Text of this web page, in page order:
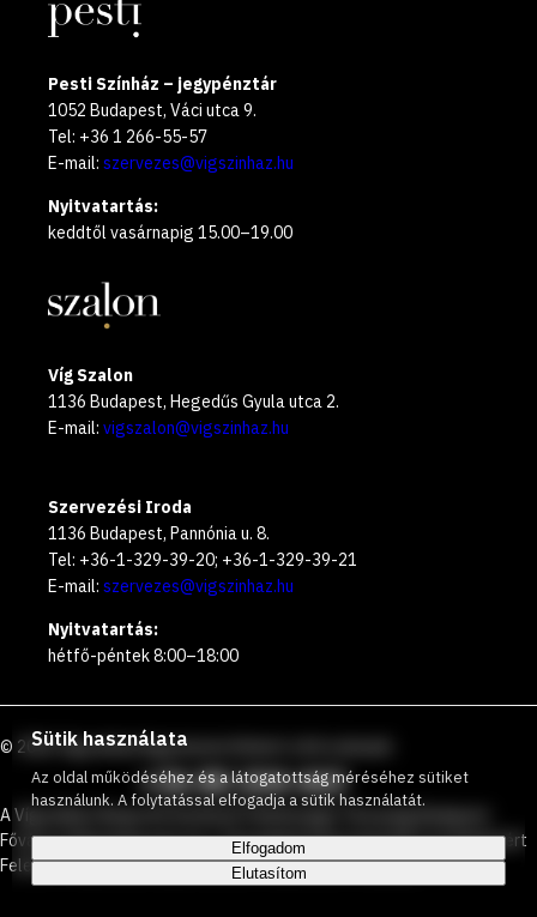
Pesti Színház – jegypénztár
1052 Budapest, Váci utca 9.
Tel: +36 1 266-55-57
E-mail: szervezes@vigszinhaz.hu
Nyitvatartás:
keddtől vasárnapig 15.00–19.00
Víg Szalon
1136 Budapest, Hegedűs Gyula utca 2.
E-mail: vigszalon@vigszinhaz.hu
Szervezési Iroda
1136 Budapest, Pannónia u. 8.
Tel: +36-1-329-39-20; +36-1-329-39-21
E-mail: szervezes@vigszinhaz.hu
Nyitvatartás:
hétfő-péntek 8:00–18:00
© 2026 VígszínházIngyenesen hívható zöld számunk
+36 80 204 443
A Vígszínház Nonprofit Korlátolt Felelősségű Társaság Budapest
Főváros Önkormányzata és a Társadalmi Kapcsolatokért és Kultúráért
Felelős Minisztérium által közösen működtetett színház.
Sütik használata
Az oldal működéséhez és a látogatottság méréséhez sütiket
használunk. A folytatással elfogadja a sütik használatát.
Elfogadom
Elutasítom